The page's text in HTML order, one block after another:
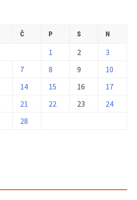
Č P S N
1 2
3
7 8 9
10
14 15 16
17
21 22 23
24
28